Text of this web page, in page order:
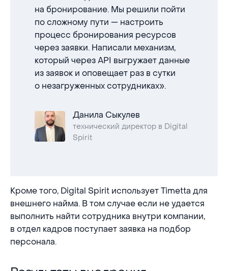
на бронирование. Мы решили пойти
по сложному пути — настроить
процесс бронирования ресурсов
через заявки. Написали механизм,
который через API выгружает данные
из заявок и оповещает раз в сутки
о незагруженных сотрудниках».
Данила Сыкулев
технический директор в Digital
Spirit
Кроме того, Digital Spirit использует Timetta для
внешнего найма. В том случае если не удается
выполнить найти сотрудника внутри компании,
в отдел кадров поступает заявка на подбор
персонала.